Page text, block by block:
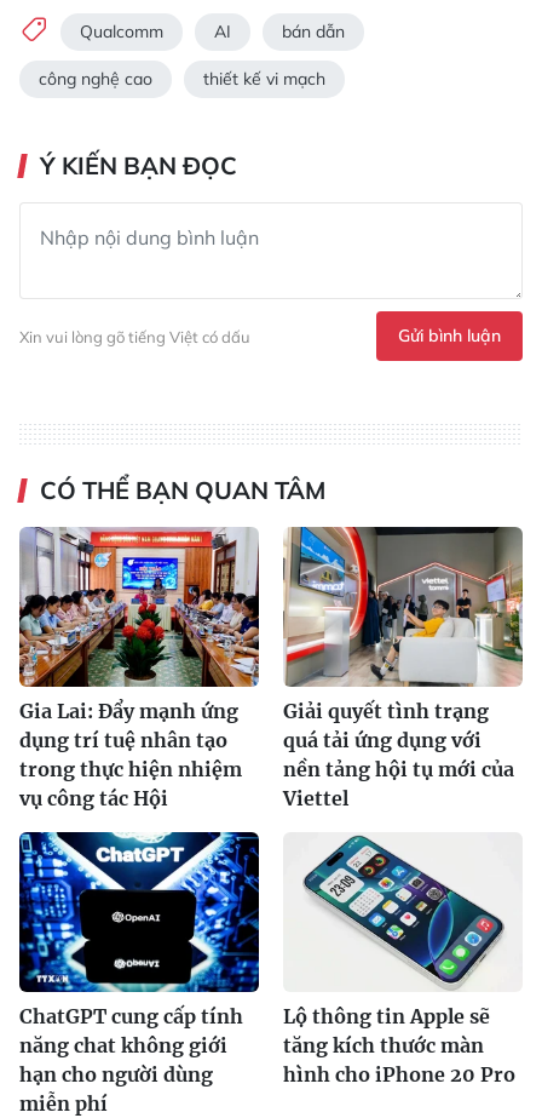
Qualcomm AI bán dẫn
công nghệ cao thiết kế vi mạch
Ý KIẾN BẠN ĐỌC
Xin vui lòng gõ tiếng Việt có dấu Gửi bình luận
CÓ THỂ BẠN QUAN TÂM
Gia Lai: Đẩy mạnh ứng
dụng trí tuệ nhân tạo
trong thực hiện nhiệm
vụ công tác Hội
Giải quyết tình trạng
quá tải ứng dụng với
nền tảng hội tụ mới của
Viettel
ChatGPT cung cấp tính
năng chat không giới
hạn cho người dùng
miễn phí
Lộ thông tin Apple sẽ
tăng kích thước màn
hình cho iPhone 20 Pro